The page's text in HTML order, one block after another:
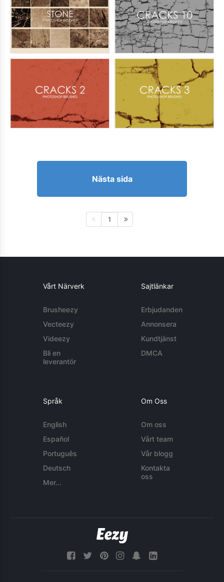
Nästa sida
1
Vårt Närverk
Brusheezy
Vecteezy
Videezy
Bli en
leverantör
Sajtlänkar
Erbjudanden
Annonsera
Kundtjänst
DMCA
Språk
English
Español
Português
Deutsch
Mer...
Om Oss
Om oss
Vårt team
Vår blogg
Kontakta
oss